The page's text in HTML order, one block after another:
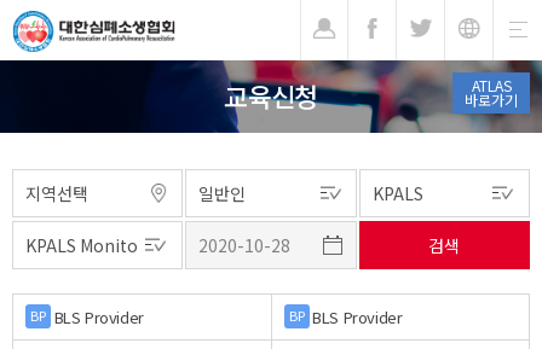
ATLAS
바로가기
교육신청
BP BLS Provider BP BLS Provider